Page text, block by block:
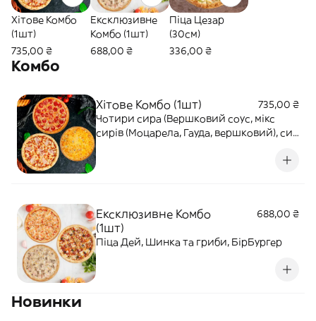
Хітове Комбо
(1шт)
735,00 ₴
Ексклюзивне
Комбо (1шт)
688,00 ₴
Піца Цезар
(30см)
336,00 ₴
Комбо
Хітове Комбо (1шт)
735,00 ₴
Чотири сира (Вершковий соус, мікс
сирів (Моцарела, Гауда, вершковий), сир
Ексклюзивне Комбо
(1шт)
688,00 ₴
Піца Дей, Шинка та гриби, БірБургер
Новинки